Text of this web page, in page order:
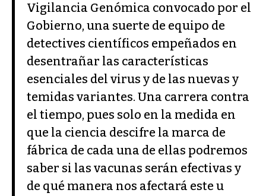
Vigilancia Genómica convocado por el
Gobierno, una suerte de equipo de
detectives científicos empeñados en
desentrañar las características
esenciales del virus y de las nuevas y
temidas variantes. Una carrera contra
el tiempo, pues solo en la medida en
que la ciencia descifre la marca de
fábrica de cada una de ellas podremos
saber si las vacunas serán efectivas y
de qué manera nos afectará este u